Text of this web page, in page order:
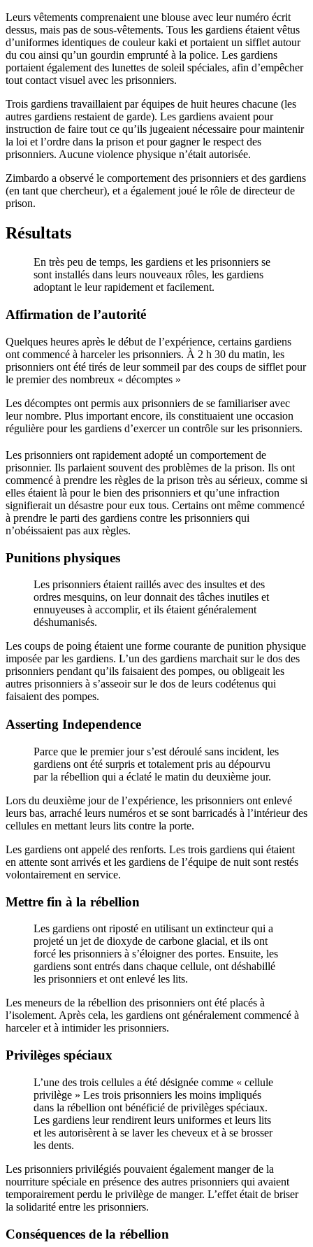
Leurs vêtements comprenaient une blouse avec leur numéro écrit
dessus, mais pas de sous-vêtements. Tous les gardiens étaient vêtus
d’uniformes identiques de couleur kaki et portaient un sifflet autour
du cou ainsi qu’un gourdin emprunté à la police. Les gardiens
portaient également des lunettes de soleil spéciales, afin d’empêcher
tout contact visuel avec les prisonniers.
Trois gardiens travaillaient par équipes de huit heures chacune (les
autres gardiens restaient de garde). Les gardiens avaient pour
instruction de faire tout ce qu’ils jugeaient nécessaire pour maintenir
la loi et l’ordre dans la prison et pour gagner le respect des
prisonniers. Aucune violence physique n’était autorisée.
Zimbardo a observé le comportement des prisonniers et des gardiens
(en tant que chercheur), et a également joué le rôle de directeur de
prison.
Résultats
En très peu de temps, les gardiens et les prisonniers se
sont installés dans leurs nouveaux rôles, les gardiens
adoptant le leur rapidement et facilement.
Affirmation de l’autorité
Quelques heures après le début de l’expérience, certains gardiens
ont commencé à harceler les prisonniers. À 2 h 30 du matin, les
prisonniers ont été tirés de leur sommeil par des coups de sifflet pour
le premier des nombreux « décomptes »
Les décomptes ont permis aux prisonniers de se familiariser avec
leur nombre. Plus important encore, ils constituaient une occasion
régulière pour les gardiens d’exercer un contrôle sur les prisonniers.
Les prisonniers ont rapidement adopté un comportement de
prisonnier. Ils parlaient souvent des problèmes de la prison. Ils ont
commencé à prendre les règles de la prison très au sérieux, comme si
elles étaient là pour le bien des prisonniers et qu’une infraction
signifierait un désastre pour eux tous. Certains ont même commencé
à prendre le parti des gardiens contre les prisonniers qui
n’obéissaient pas aux règles.
Punitions physiques
Les prisonniers étaient raillés avec des insultes et des
ordres mesquins, on leur donnait des tâches inutiles et
ennuyeuses à accomplir, et ils étaient généralement
déshumanisés.
Les coups de poing étaient une forme courante de punition physique
imposée par les gardiens. L’un des gardiens marchait sur le dos des
prisonniers pendant qu’ils faisaient des pompes, ou obligeait les
autres prisonniers à s’asseoir sur le dos de leurs codétenus qui
faisaient des pompes.
Asserting Independence
Parce que le premier jour s’est déroulé sans incident, les
gardiens ont été surpris et totalement pris au dépourvu
par la rébellion qui a éclaté le matin du deuxième jour.
Lors du deuxième jour de l’expérience, les prisonniers ont enlevé
leurs bas, arraché leurs numéros et se sont barricadés à l’intérieur des
cellules en mettant leurs lits contre la porte.
Les gardiens ont appelé des renforts. Les trois gardiens qui étaient
en attente sont arrivés et les gardiens de l’équipe de nuit sont restés
volontairement en service.
Mettre fin à la rébellion
Les gardiens ont riposté en utilisant un extincteur qui a
projeté un jet de dioxyde de carbone glacial, et ils ont
forcé les prisonniers à s’éloigner des portes. Ensuite, les
gardiens sont entrés dans chaque cellule, ont déshabillé
les prisonniers et ont enlevé les lits.
Les meneurs de la rébellion des prisonniers ont été placés à
l’isolement. Après cela, les gardiens ont généralement commencé à
harceler et à intimider les prisonniers.
Privilèges spéciaux
L’une des trois cellules a été désignée comme « cellule
privilège » Les trois prisonniers les moins impliqués
dans la rébellion ont bénéficié de privilèges spéciaux.
Les gardiens leur rendirent leurs uniformes et leurs lits
et les autorisèrent à se laver les cheveux et à se brosser
les dents.
Les prisonniers privilégiés pouvaient également manger de la
nourriture spéciale en présence des autres prisonniers qui avaient
temporairement perdu le privilège de manger. L’effet était de briser
la solidarité entre les prisonniers.
Conséquences de la rébellion